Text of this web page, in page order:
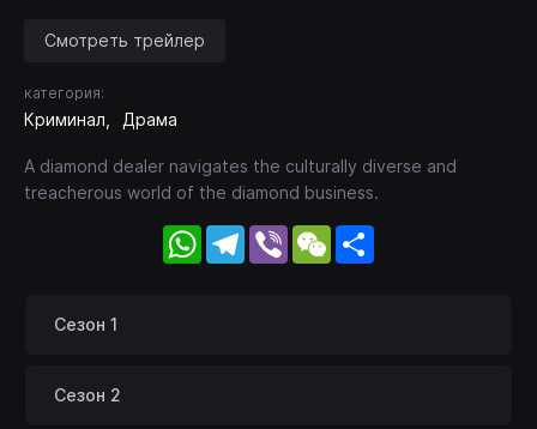
Смотреть трейлер
категория:
Криминал Драма
A diamond dealer navigates the culturally diverse and
treacherous world of the diamond business.
WhatsApp
Telegram
Viber WeChat
Сезон 1
Сезон 2